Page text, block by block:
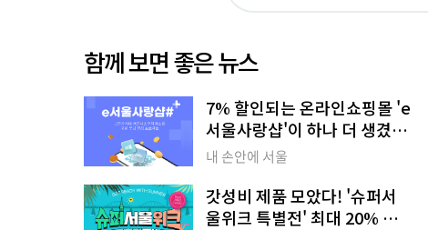
함께 보면 좋은 뉴스
7% 할인되는 온라인쇼핑몰 'e
서울사랑샵'이 하나 더 생겼어
요!
내 손안에 서울
갓성비 제품 모았다! '슈퍼서
울위크 특별전' 최대 20% 할